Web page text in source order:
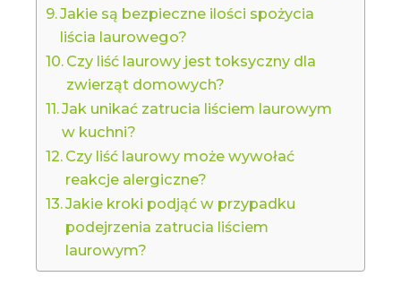
Jakie są bezpieczne ilości spożycia
liścia laurowego?
Czy liść laurowy jest toksyczny dla
zwierząt domowych?
Jak unikać zatrucia liściem laurowym
w kuchni?
Czy liść laurowy może wywołać
reakcje alergiczne?
Jakie kroki podjąć w przypadku
podejrzenia zatrucia liściem
laurowym?